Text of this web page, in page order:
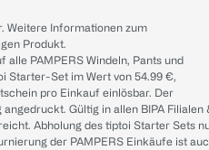
Weitere Informationen zum
Produkt.
alle PAMPERS Windeln, Pants und
Starter-Set im Wert von 54.99 €,
pro Einkauf einlösbar. Der
Gültig in allen BIPA Filialen
Abholung des tiptoi Starter Sets
der PAMPERS Einkäufe ist